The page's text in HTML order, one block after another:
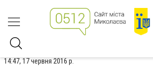
14:47, 17 червня 2016 р.